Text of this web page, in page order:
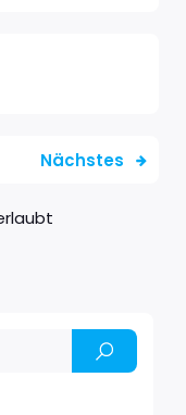
Nächstes